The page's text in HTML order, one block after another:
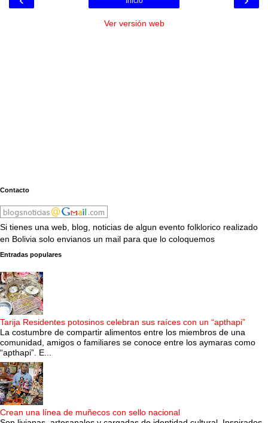
Ver versión web
Contacto
Si tienes una web, blog, noticias de algun evento folklorico realizado
en Bolivia solo envianos un mail para que lo coloquemos
Entradas populares
Tarija Residentes potosinos celebran sus raíces con un “apthapi”
La costumbre de compartir alimentos entre los miembros de una
comunidad, amigos o familiares se conoce entre los aymaras como
“apthapi”. E...
Crean una línea de muñecos con sello nacional